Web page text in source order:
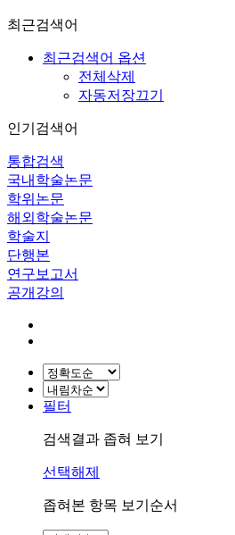
최근검색어
최근검색어 옵션
전체삭제
자동저장끄기
인기검색어
통합검색
국내학술논문
학위논문
해외학술논문
학술지
단행본
연구보고서
공개강의
필터
검색결과 좁혀 보기
선택해제
좁혀본 항목 보기순서